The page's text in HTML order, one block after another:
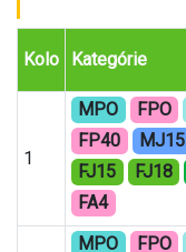
Kolo Kategórie
1
MPO FPO
FP40
MJ15
FJ15
FJ18
FA4
MPO FPO